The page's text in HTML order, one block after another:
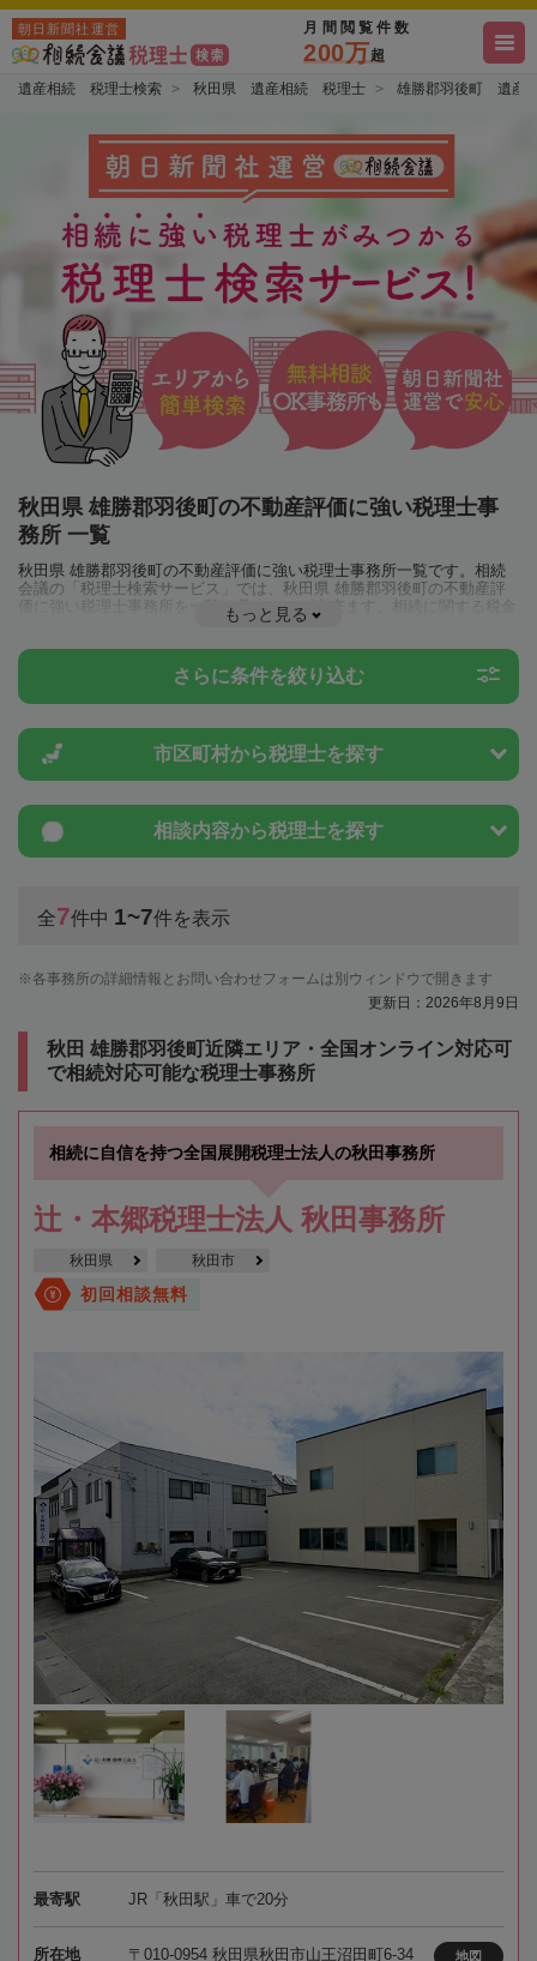
朝日新聞社運営 月間閲覧件数
200万超
遺産相続 税理士検索 秋田県 遺産相続 税理士 雄勝郡羽後町 遺産
秋田県 雄勝郡羽後町の不動産評価に強い税理士事
務所 一覧
秋田県 雄勝郡羽後町の不動産評価に強い税理士事務所一覧です。相続
会議の「税理士検索サービス」では、秋田県 雄勝郡羽後町の不動産評
価に強い税理士事務所を一覧で見ることが出来ます。相続に関する税金
や特例制度のことは一度近隣の税理士に相談してみましょう。
もっと見る
さらに条件を絞り込む
市区町村から税理士を探す
相談内容から税理士を探す
全7件中 1~7件を表示
各事務所の詳細情報とお問い合わせフォームは別ウィンドウで開きます
更新日：2026年8月9日
秋田 雄勝郡羽後町近隣エリア・全国オンライン対応可
で相続対応可能な税理士事務所
相続に自信を持つ全国展開税理士法人の秋田事務所
辻・本郷税理士法人 秋田事務所
秋田県 秋田市
初回相談無料
最寄駅 JR「秋田駅」車で20分
所在地 〒010-0954 秋田県秋田市山王沼田町6-34 地図